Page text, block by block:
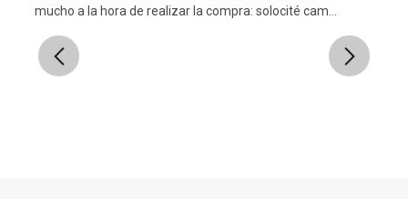
Previous
mucho a la hora de realizar la compra: solocité cam...
Next